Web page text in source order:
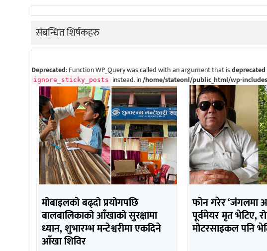
संबन्धित शिर्षकहरु
Deprecated: Function WP_Query was called with an argument that isdeprecated
ignore_sticky_posts instead. in/home/stateonl/public_html/wp-
मोबाइलको बढ्दो प्रयोगपछि
बालबालिकाको आँखाको सुरक्षामा
ध्यान, शुभारम्भ मन्टेश्वरीमा एकदिने
आँखा शिविर
फोन गरेर ‘जंगलमा
पूर्वमेयर मृत भेटिए,
मोटरसाइकल पनि